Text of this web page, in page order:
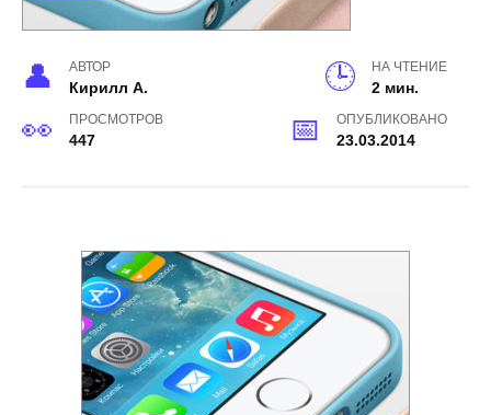
АВТОР
Кирилл А.
НА ЧТЕНИЕ
2 мин.
ПРОСМОТРОВ
447
ОПУБЛИКОВАНО
23.03.2014